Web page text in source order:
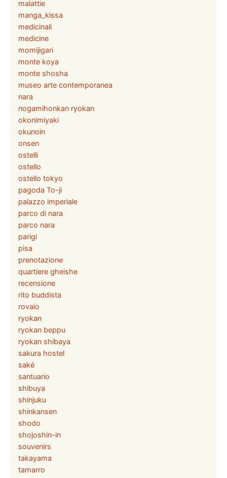
malattie
manga_kissa
medicinali
medicine
momijigari
monte koya
monte shosha
museo arte contemporanea
nara
nogamihonkan ryokan
okonimiyaki
okunoin
onsen
ostelli
ostello
ostello tokyo
pagoda To-ji
palazzo imperiale
parco di nara
parco nara
parigi
pisa
prenotazione
quartiere gheishe
recensione
rito buddista
rovaio
ryokan
ryokan beppu
ryokan shibaya
sakura hostel
saké
santuario
shibuya
shinjuku
shinkansen
shodo
shojoshin-in
souvenirs
takayama
tamarro